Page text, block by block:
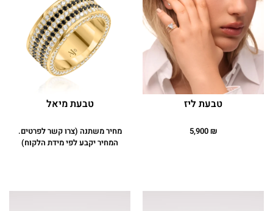
טבעת ליז
5,900₪
טבעת מיאל
מחיר משתנה (צרו קשר לפרטים.
המחיר יקבע לפי מידת הלקוח)